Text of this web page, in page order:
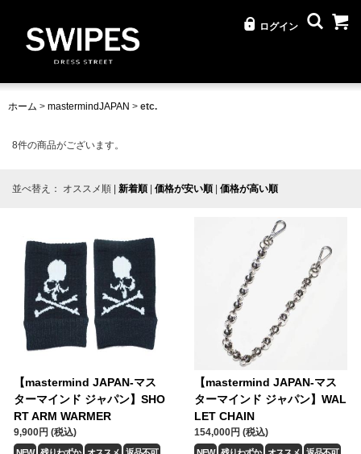
ログイン
ホーム > mastermindJAPAN > etc.
8件の商品がございます。
並べ替え： オススメ順 | 新着順 | 価格が安い順 | 価格が高い順
【mastermind JAPAN-マス
ターマインド ジャパン】SHO
RT ARM WARMER
9,900円 (税込)
【mastermind JAPAN-マス
ターマインド ジャパン】WAL
LET CHAIN
154,000円 (税込)